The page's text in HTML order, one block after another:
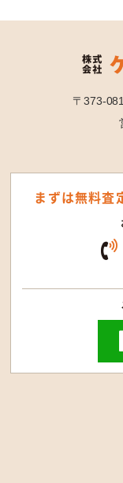
〒373-
まずは無料査